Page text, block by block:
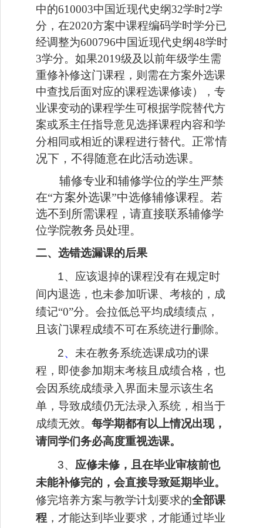
中的610003中国近现代史纲32学时2学
分，在2020方案中课程编码学时学分已
经调整为600796中国近现代史纲48学时
3学分。如果2019级及以前年级学生需
重修补修这门课程，则需在方案外选课
中查找后面对应的课程选课修读），专
业课变动的课程学生可根据学院替代方
案或系主任指导意见选择课程内容和学
分相同或相近的课程进行替代。 正常情
况下，不得随意在此活动选课。
辅修专业和辅修学位的学生严禁
在“方案外选课”中选修辅修课程。若
选不到所需课程，请直接联系辅修学
位学院教务员处理。
二、选错选漏课的后果
1、应该退掉的课程没有在规定时
间内退选 ， 也未参加听课、 考核的 ，成
绩记“0”分。 会拉低总平均成绩绩点 ，
且该门课程成绩不可在系统进行删除。
2、 未在教务系统选课成功的课
程，即使参加期末考核且 成绩合格 ， 也
会因 系统成绩录入界面未显示该生名
单， 导致成绩仍无法录入系统， 相当于
成绩无效。 每学期都有以上情况出现，
请同学们务必高度重视选课。
3、 应修未修，且在毕业审核前也
未能补修完的，会直接导致延期毕业。
修完培养方案与教学计划要求的全部课
程 ，才能达到毕业要求，才能通过毕业